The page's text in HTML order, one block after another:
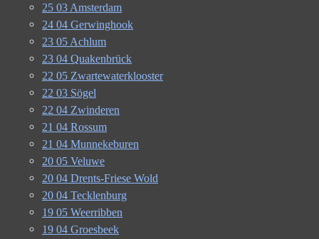
25 03 Amsterdam
24 04 Gerwinghook
23 05 Achlum
23 04 Quakenbrück
22 05 Zwartewaterklooster
22 03 Sögel
22 04 Zwinderen
21 04 Rossum
21 04 Munnekeburen
20 05 Veluwe
20 04 Drents-Friese Wold
20 04 Tecklenburg
19 05 Weerribben
19 04 Groesbeek